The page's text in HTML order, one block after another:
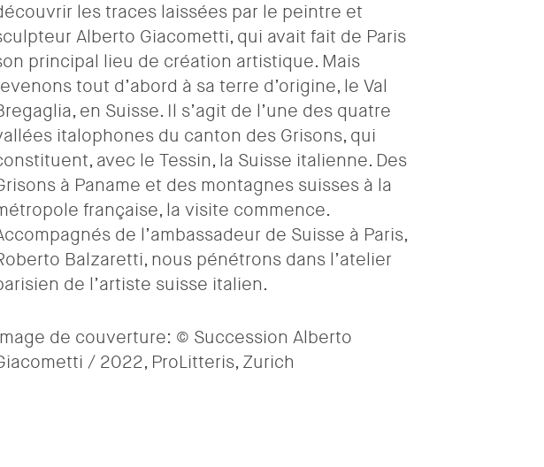
les traces laissées par le peintre et
Alberto Giacometti, qui avait fait de Paris
principal lieu de création artistique. Mais
tout d’abord à sa terre d’origine, le Val
en Suisse. Il s’agit de l’une des quatre
italophones du canton des Grisons, qui
avec le Tessin, la Suisse italienne. Des
à Paname et des montagnes suisses à la
française, la visite commence.
de l’ambassadeur de Suisse à Paris,
Balzaretti, nous pénétrons dans l’atelier
de l’artiste suisse italien.
de couverture: © Succession Alberto
/ 2022, ProLitteris, Zurich